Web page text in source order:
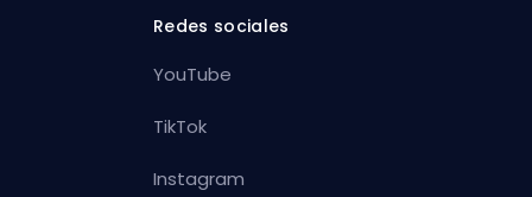
Redes sociales
YouTube
TikTok
Instagram